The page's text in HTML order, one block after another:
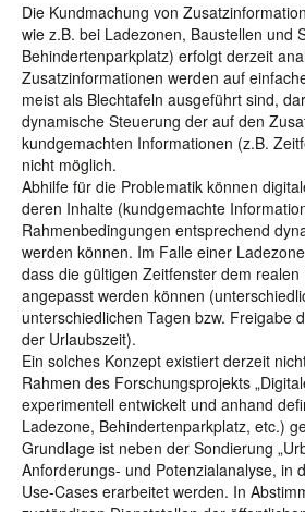
Die Kundmachung von
wie z.B. bei Ladezonen, Baustellen und
Behindertenparkplatz) erfolgt derzeit
Zusatzinformationen werden auf
meist als Blechtafeln ausgeführt sind,
dynamische Steuerung der auf den
kundgemachten Informationen (z.B.
nicht möglich.
Abhilfe für die Problematik können
deren Inhalte (kundgemachte
Rahmenbedingungen entsprechend
werden können. Im Falle einer
dass die gültigen Zeitfenster dem realen
angepasst werden können
unterschiedlichen Tagen bzw. Freigabe
der Urlaubszeit).
Ein solches Konzept existiert derzeit
Rahmen des Forschungsprojekts
experimentell entwickelt und anhand
Ladezone, Behindertenparkplatz, etc.)
Grundlage ist neben der Sondierung
Anforderungs- und Potenzialanalyse, in
Use-Cases erarbeitet werden. In